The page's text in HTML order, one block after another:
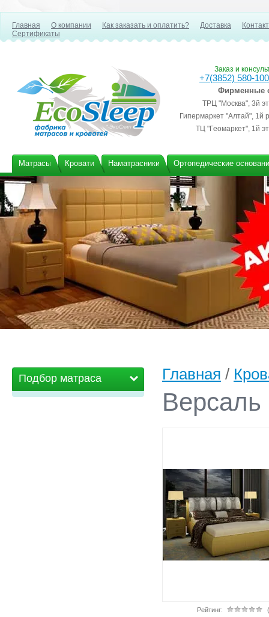
Главная О компании Как заказать и оплатить? Доставка
Сертификаты
Заказ и
+7(3852) 580-100
Фирменные
ТРЦ "Москва", 3й
Гипермаркет "Алтай", 1й
ТЦ "Геомаркет", 1й
Матрасы Кровати Наматрасники Ортопедические
Подбор матраса Главная /
Версаль
Рейтинг: